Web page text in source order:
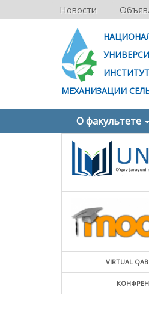
Новости
МЕХАНИЗАЦИИ
О факультете
VIRTUAL